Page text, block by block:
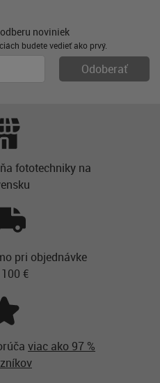
noviniek
budete vedieť ako prvý.
fototechniky na
pri objednávke
€
viac ako 97 %